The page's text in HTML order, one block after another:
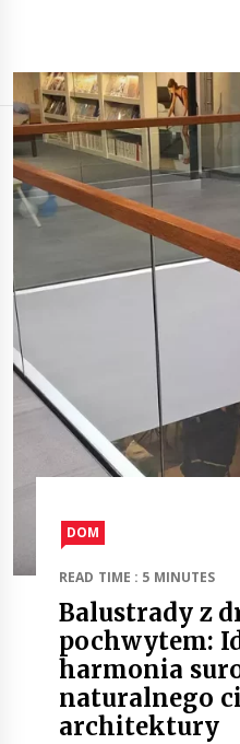
DOM
READ TIME : 5 MINUTES
Balustrady z
pochwytem:
harmonia
naturalnego
architektury